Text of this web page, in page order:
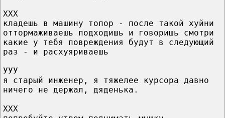
ХХХ
кладешь в машину топор - после такой хуйни
оттормаживаешь подходишь и говоришь смотри
какие у тебя повреждения будут в следующий
раз - и расхуяриваешь
УУУ
я старый инженер, я тяжелее курсора давно
ничего не держал, дяденька.
ХХХ